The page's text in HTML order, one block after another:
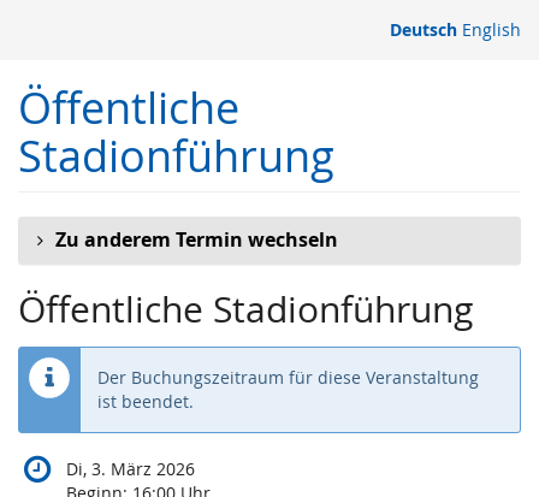
springen
Deutsch English
Öffentliche
Stadionführung
Zu anderem Termin wechseln
Öffentliche Stadionführung
Der Buchungszeitraum für diese Veranstaltung
ist beendet.
Di, 3. März 2026